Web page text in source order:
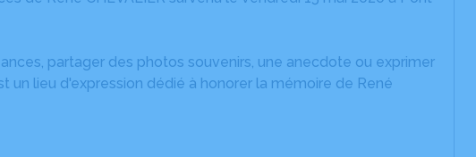
partager des photos souvenirs, une anecdote ou exprimer
lieu d'expression dédié à honorer la mémoire de René